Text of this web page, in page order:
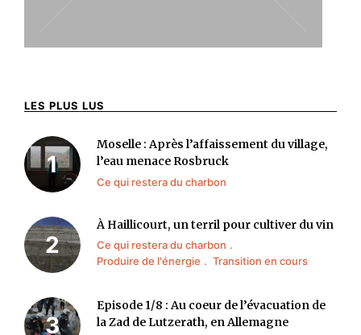
LES PLUS LUS
Moselle : Après l’affaissement du village,
l’eau menace Rosbruck
Ce qui restera du charbon
À Haillicourt, un terril pour cultiver du vin
Ce qui restera du charbon
Produire de l'énergie
Transition en cours
Episode 1/8 : Au coeur de l’évacuation de
la Zad de Lutzerath, en Allemagne